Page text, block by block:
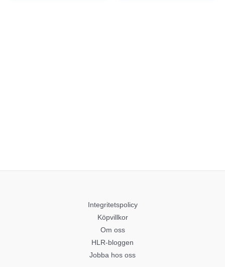
Integritetspolicy
Köpvillkor
Om oss
HLR-bloggen
Jobba hos oss